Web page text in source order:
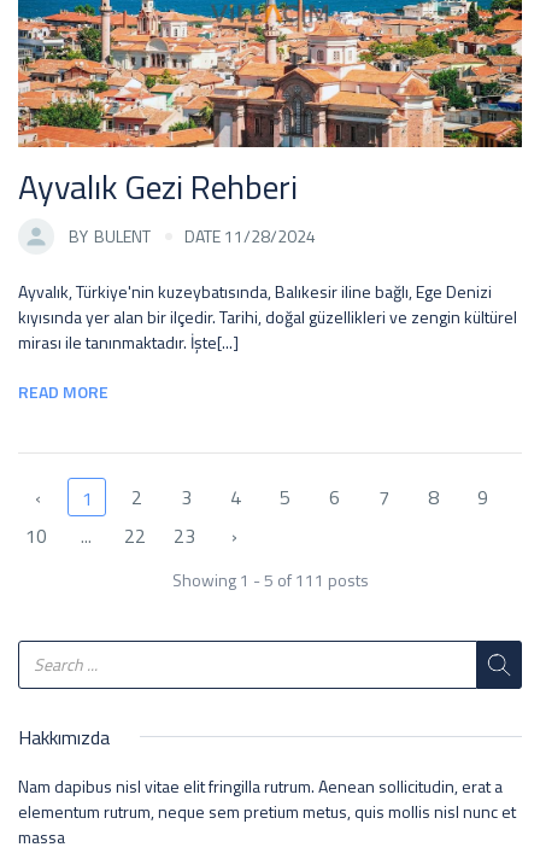
Ayvalık Gezi Rehberi
BY BULENT DATE 11/28/2024
Ayvalık, Türkiye'nin kuzeybatısında, Balıkesir iline bağlı, Ege Denizi
kıyısında yer alan bir ilçedir. Tarihi, doğal güzellikleri ve zengin kültürel
mirası ile tanınmaktadır. İşte[...]
READ MORE
‹ 1 2 3 4 5 6 7 8
9
10
... 22 23 ›
Showing 1 - 5 of 111 posts
Hakkımızda
Nam dapibus nisl vitae elit fringilla rutrum. Aenean sollicitudin, erat a
elementum rutrum, neque sem pretium metus, quis mollis nisl nunc et
massa